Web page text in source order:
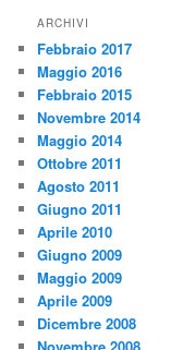
ARCHIVI
Febbraio 2017
Maggio 2016
Febbraio 2015
Novembre 2014
Maggio 2014
Ottobre 2011
Agosto 2011
Giugno 2011
Aprile 2010
Giugno 2009
Maggio 2009
Aprile 2009
Dicembre 2008